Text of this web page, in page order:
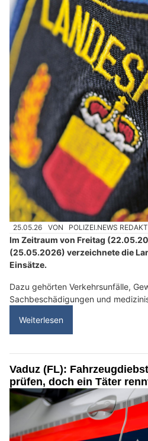
25.05.26 VON POLIZEI.NEWS
Im Zeitraum von Freitag
(25.05.2026) verzeichnete die
Einsätze.
Dazu gehörten Verkehrsunfälle,
Sachbeschädigungen und
Weiterlesen
Vaduz (FL):
prüfen, doch ein Täter